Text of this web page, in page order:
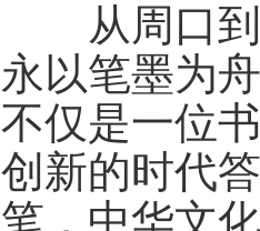
从周口到
永以笔墨为
不仅是一位
创新的时代
笔，中华文